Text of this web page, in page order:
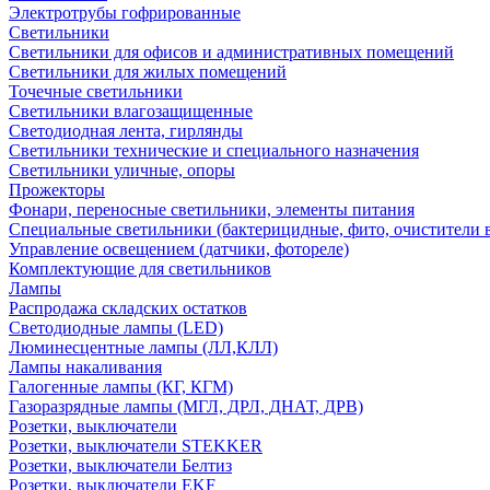
Электротрубы гофрированные
Светильники
Светильники для офисов и административных помещений
Светильники для жилых помещений
Точечные светильники
Светильники влагозащищенные
Светодиодная лента, гирлянды
Светильники технические и специального назначения
Светильники уличные, опоры
Прожекторы
Фонари, переносные светильники, элементы питания
Специальные светильники (бактерицидные, фито, очистители
Управление освещением (датчики, фотореле)
Комплектующие для светильников
Лампы
Распродажа складских остатков
Светодиодные лампы (LED)
Люминесцентные лампы (ЛЛ,КЛЛ)
Лампы накаливания
Галогенные лампы (КГ, КГМ)
Газоразрядные лампы (МГЛ, ДРЛ, ДНАТ, ДРВ)
Розетки, выключатели
Розетки, выключатели STEKKER
Розетки, выключатели Белтиз
Розетки, выключатели EKF